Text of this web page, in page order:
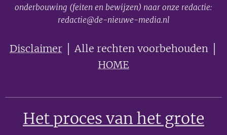
onderbouwing (feiten en bewijzen) naar onze redactie:
redactie@de-nieuwe-media.nl
Disclaimer│ Alle rechten voorbehouden │
HOME
Het proces van het grote